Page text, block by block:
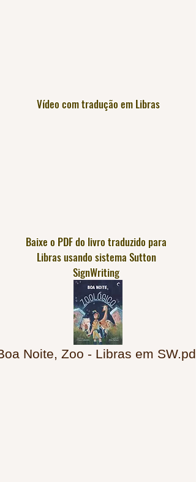
Vídeo com tradução em Libras
Baixe o PDF do livro traduzido para
Libras usando sistema Sutton
SignWriting
Noite, Zoo - Libras em SW.pdf